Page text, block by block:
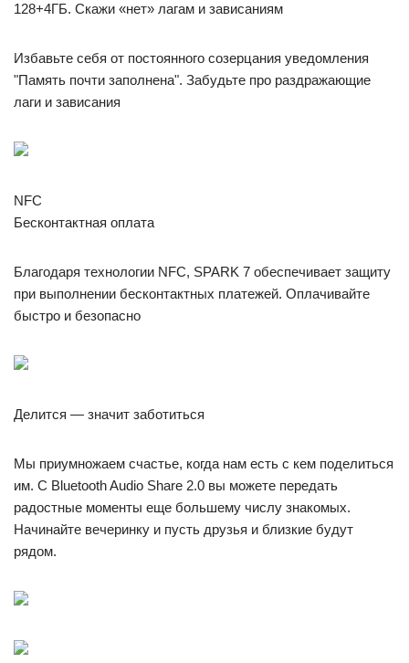
128+4ГБ. Скажи «нет» лагам и зависаниям
Избавьте себя от постоянного созерцания уведомления
"Память почти заполнена". Забудьте про раздражающие
лаги и зависания
NFC
Беcконтактная оплата
Благодаря технологии NFC, SPARK 7 обеспечивает защиту
при выполнении бесконтактных платежей. Оплачивайте
быстро и безопасно
Делится — значит заботиться
Мы приумножаем счастье, когда нам есть с кем поделиться
им. С Bluetooth Audio Share 2.0 вы можете передать
радостные моменты еще большему числу знакомых.
Начинайте вечеринку и пусть друзья и близкие будут
рядом.